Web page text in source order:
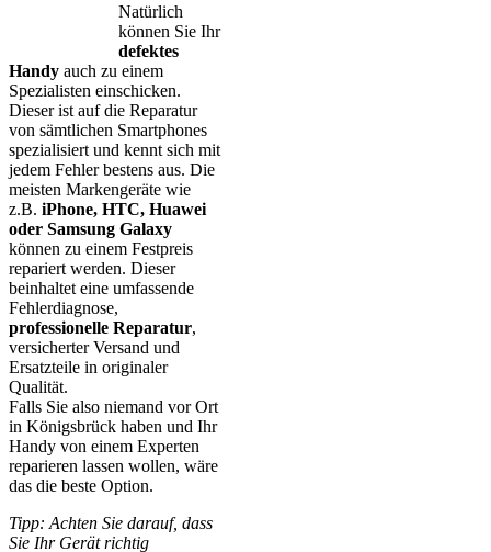
Natürlich
können Sie Ihr
defektes
Handy auch zu einem
Spezialisten einschicken.
Dieser ist auf die Reparatur
von sämtlichen Smartphones
spezialisiert und kennt sich mit
jedem Fehler bestens aus. Die
meisten Markengeräte wie
z.B. iPhone, HTC, Huawei
oder Samsung Galaxy
können zu einem Festpreis
repariert werden. Dieser
beinhaltet eine umfassende
Fehlerdiagnose,
professionelle Reparatur,
versicherter Versand und
Ersatzteile in originaler
Qualität.
Falls Sie also niemand vor Ort
in Königsbrück haben und Ihr
Handy von einem Experten
reparieren lassen wollen, wäre
das die beste Option.
Tipp: Achten Sie darauf, dass
Sie Ihr Gerät richtig